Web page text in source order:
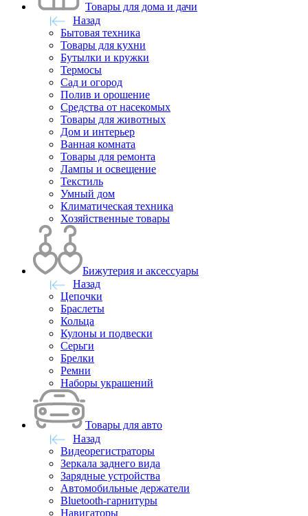
Товары для дома и дачи
Назад
Бытовая техника
Товары для кухни
Бутылки и кружки
Термосы
Сад и огород
Полив и орошение
Средства от насекомых
Товары для животных
Дом и интерьер
Ванная комната
Товары для ремонта
Лампы и освещение
Текстиль
Умный дом
Климатическая техника
Хозяйственные товары
Бижутерия и аксессуары
Назад
Цепочки
Браслеты
Кольца
Кулоны и подвески
Серьги
Брелки
Ремни
Наборы украшений
Товары для авто
Назад
Видеорегистраторы
Зеркала заднего вида
Зарядные устройства
Автомобильные держатели
Bluetooth-гарнитуры
Навигаторы